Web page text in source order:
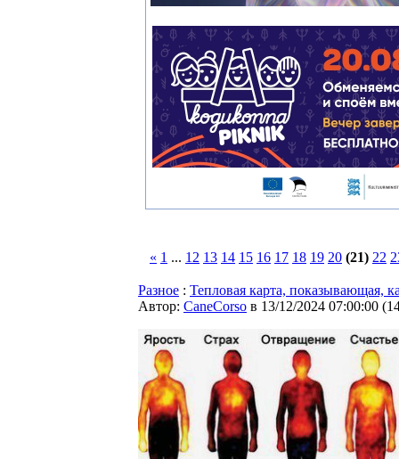
« 1 ... 12 13 14 15 16 17 18 19 20 (21) 22
Разное : Тепловая карта, показывающая,
Автор: CaneCorso в 13/12/2024 07:00:00 (